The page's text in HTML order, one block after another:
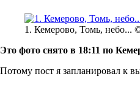
1. Кемерово, Томь, небо...
Это фото снято в 18:11 по
Потому пост я запланировал к